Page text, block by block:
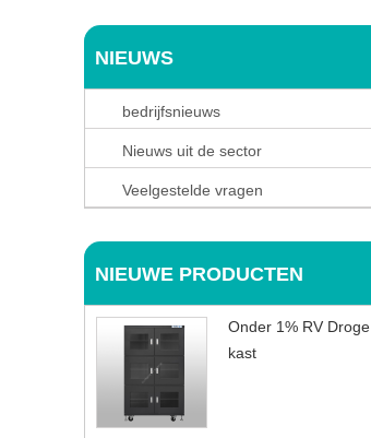
NIEUWS
bedrijfsnieuws
Nieuws uit de sector
Veelgestelde vragen
NIEUWE PRODUCTEN
Onder 1% RV Droge
kast